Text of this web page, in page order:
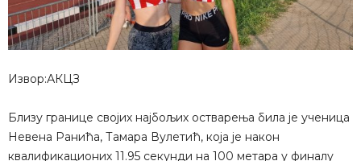
Извор:АКЦЗ
Близу границе својих најбољих остварења била је ученица
Невена Ранића, Тамара Вулетић, која је након
квалификационих 11.95 секунди на 100 метара у финалу